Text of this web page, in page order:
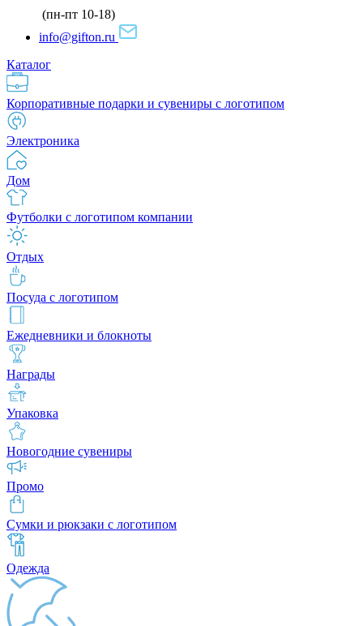
(пн-пт 10-18)
info@gifton.ru
Каталог
Корпоративные подарки и сувениры с логотипом
Электроника
Дом
Футболки с логотипом компании
Отдых
Посуда с логотипом
Ежедневники и блокноты
Награды
Упаковка
Новогодние сувениры
Промо
Сумки и рюкзаки с логотипом
Одежда